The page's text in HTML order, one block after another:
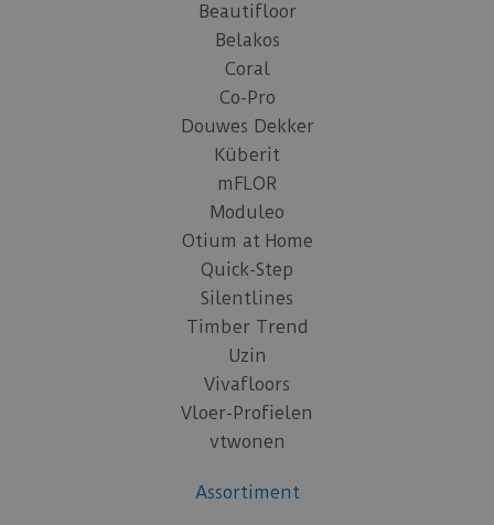
Beautifloor
Belakos
Coral
Co-Pro
Douwes Dekker
Küberit
mFLOR
Moduleo
Otium at Home
Quick-Step
Silentlines
Timber Trend
Uzin
Vivafloors
Vloer-Profielen
vtwonen
Assortiment